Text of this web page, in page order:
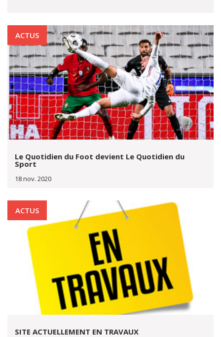
ACTUS
Le Quotidien du Foot devient Le Quotidien du
Sport
18 nov. 2020
ACTUS
SITE ACTUELLEMENT EN TRAVAUX